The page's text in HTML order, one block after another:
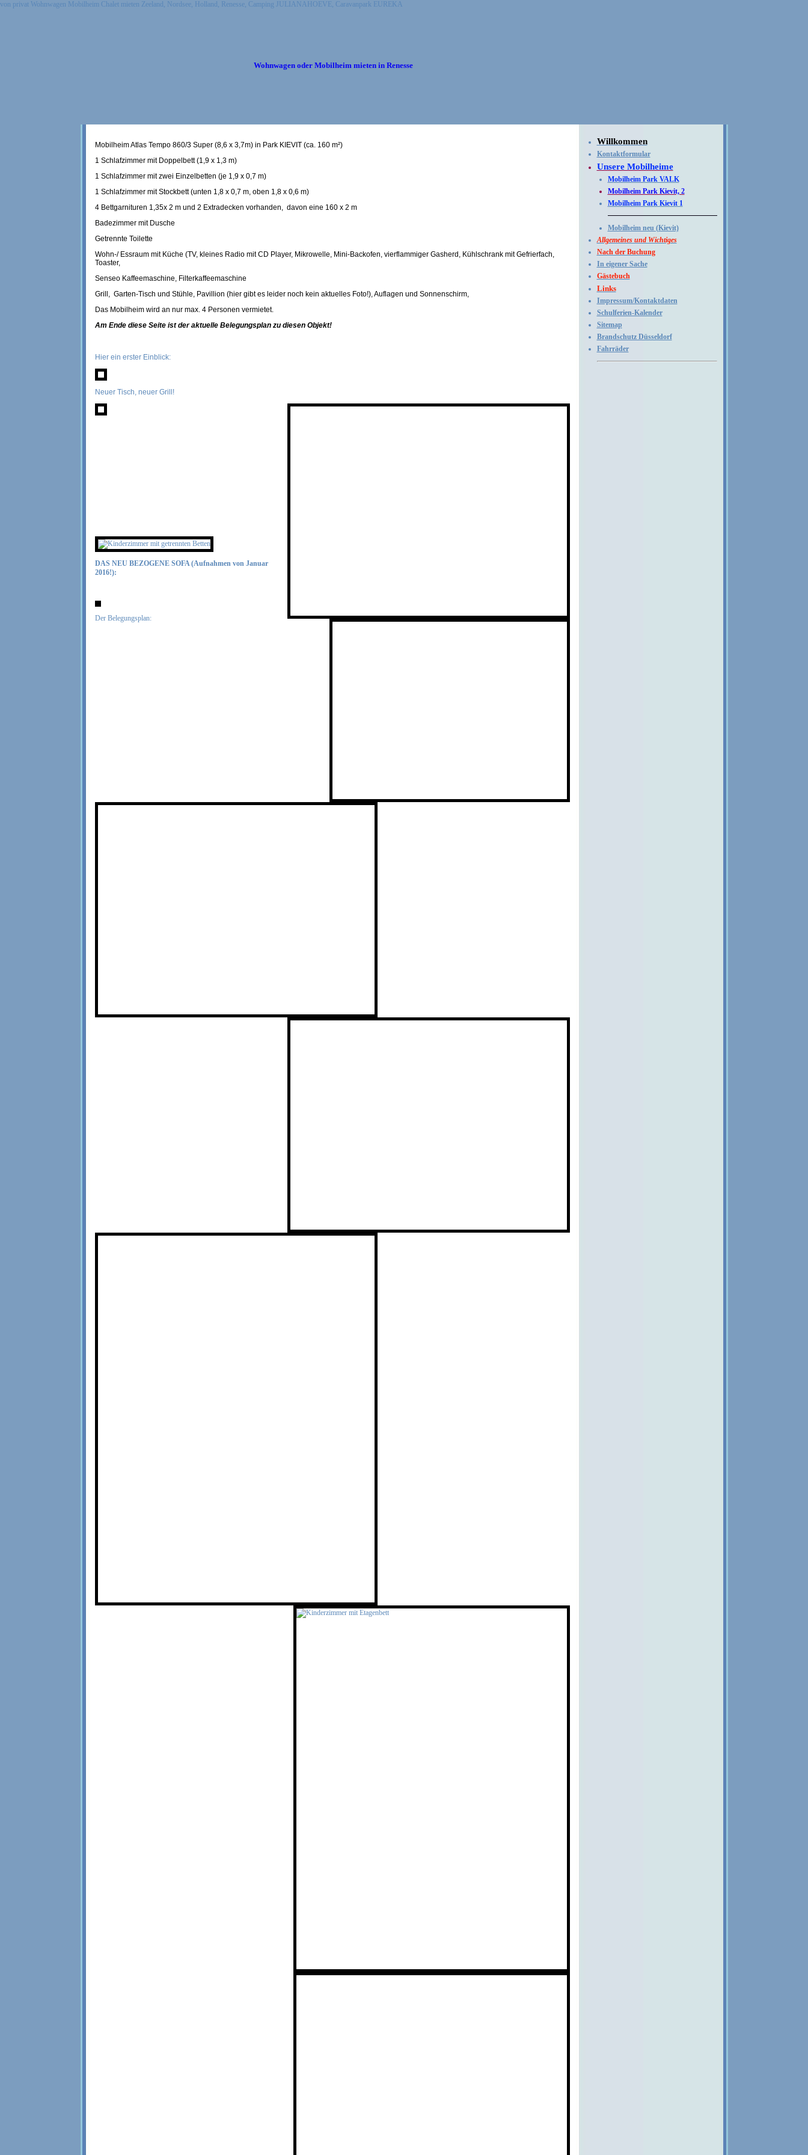
von privat Wohnwagen Mobilheim Chalet mieten Zeeland, Nordsee, Holland, Renesse, Camping JULIANAHOEVE, Caravanpark EUREKA
Wohnwagen oder Mobilheim mieten in Renesse
Mobilheim Atlas Tempo 860/3 Super (8,6 x 3,7m) in Park KIEVIT (ca. 160 m²)
1 Schlafzimmer mit Doppelbett (1,9 x 1,3 m)
1 Schlafzimmer mit zwei Einzelbetten (je 1,9 x 0,7 m)
1 Schlafzimmer mit Stockbett (unten 1,8 x 0,7 m, oben 1,8 x 0,6 m)
4 Bettgarnituren 1,35x 2 m und 2 Extradecken vorhanden, davon eine 160 x 2 m
Badezimmer mit Dusche
Getrennte Toilette
Wohn-/ Essraum mit Küche (TV, kleines Radio mit CD Player, Mikrowelle, Mini-Backofen, vierflammiger Gasherd, Kühlschrank mit Gefrierfach,
Toaster,
Senseo Kaffeemaschine, Filterkaffeemaschine
Grill, Garten-Tisch und Stühle, Pavillion (hier gibt es leider noch kein aktuelles Foto!), Auflagen und Sonnenschirm,
Das Mobilheim wird an nur max. 4 Personen vermietet.
Am Ende diese Seite ist der aktuelle Belegungsplan zu diesen Objekt!
Hier ein erster Einblick:
Neuer Tisch, neuer Grill!
DAS NEU BEZOGENE SOFA (Aufnahmen von Januar
2016!):
Der Belegungsplan:
Willkommen
Kontaktformular
Unsere Mobilheime
Mobilheim Park VALK
Mobilheim Park Kievit, 2
Mobilheim Park Kievit 1
Mobilheim neu (Kievit)
Allgemeines und Wichtiges
Nach der Buchung
In eigener Sache
Gästebuch
Links
Impressum/Kontaktdaten
Schulferien-Kalender
Sitemap
Brandschutz Düsseldorf
Fahrräder